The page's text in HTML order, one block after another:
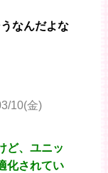
なんだよな
10(金)
ど、ユニッ
化されてい